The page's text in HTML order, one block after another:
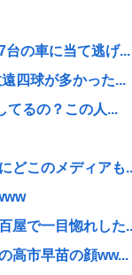
台の車に当て逃げ...
四球が多かった...
てるの？この人...
どこのメディアも
屋で一目惚れした
高市早苗の顔ww...